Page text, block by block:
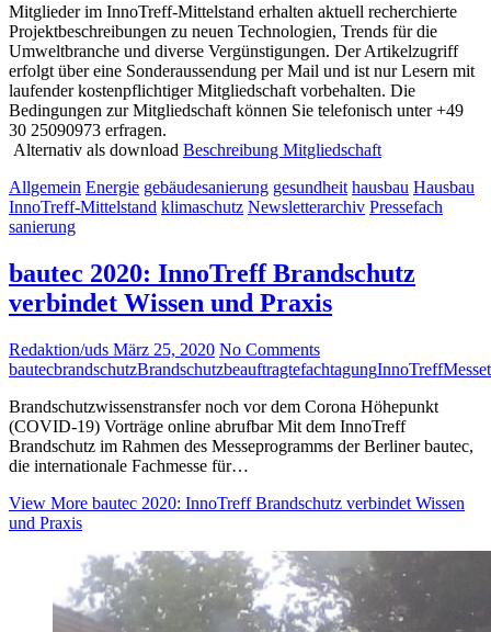
Mitglieder im InnoTreff-Mittelstand erhalten aktuell recherchierte
Projektbeschreibungen zu neuen Technologien, Trends für die
Umweltbranche und diverse Vergünstigungen. Der Artikelzugriff
erfolgt über eine Sonderaussendung per Mail und ist nur Lesern mit
laufender kostenpflichtiger Mitgliedschaft vorbehalten. Die
Bedingungen zur Mitgliedschaft können Sie telefonisch unter +49
30 25090973 erfragen.
Alternativ als download Beschreibung Mitgliedschaft
Allgemein Energie gebäudesanierung gesundheit hausbau Hausbau
InnoTreff-Mittelstand klimaschutz Newsletterarchiv Pressefach
sanierung
bautec 2020: InnoTreff Brandschutz
verbindet Wissen und Praxis
Redaktion/uds März 25, 2020 No Comments
bautecbrandschutzBrandschutzbeauftragtefachtagungInnoTreff
Brandschutzwissenstransfer noch vor dem Corona Höhepunkt
(COVID-19) Vorträge online abrufbar Mit dem InnoTreff
Brandschutz im Rahmen des Messeprogramms der Berliner bautec,
die internationale Fachmesse für…
View More bautec 2020: InnoTreff Brandschutz verbindet Wissen
und Praxis